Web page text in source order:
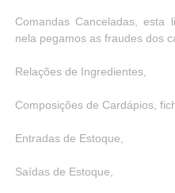
Comandas Canceladas, esta
nela pegamos as fraudes dos
Relações de Ingredientes,
Composições de Cardápios,
Entradas de Estoque,
Saídas de Estoque,